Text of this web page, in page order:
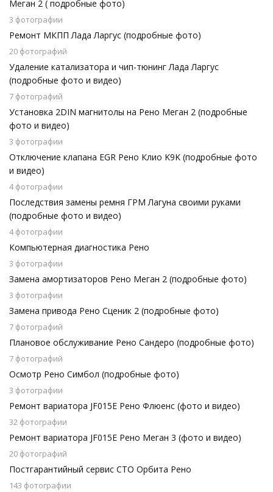
Меган 2 ( подробные фото)
3 фотографии
Ремонт МКПП Лада Ларгус (подробные фото)
20 фотографий
Удаление катализатора и чип-тюнинг Лада Ларгус
(подробные фото и видео)
7 фотографий
Установка 2DIN магнитолы на Рено Меган 2 (подробные
фото и видео)
3 фотографии
Отключение клапана EGR Рено Клио K9K (подробные фото
и видео)
4 фотографии
Последствия замены ремня ГРМ Лагуна своими руками
(подробные фото и видео)
4 фотографии
Компьютерная диагностика Рено
3 фотографии
Замена амортизаторов Рено Меган 2 (подробные фото)
3 фотографии
Замена привода Рено Сценик 2 (подробные фото)
7 фотографий
Плановое обслуживание Рено Сандеро (подробные фото)
7 фотографий
Осмотр Рено Симбол (подробные фото)
3 фотографии
Ремонт вариатора JF015E Рено Флюенс (фото и видео)
32 фотографии
Ремонт вариатора JF015E Рено Меган 3 (фото и видео)
20 фотографий
Постгарантийный сервис СТО Орбита Рено
143 фотографии